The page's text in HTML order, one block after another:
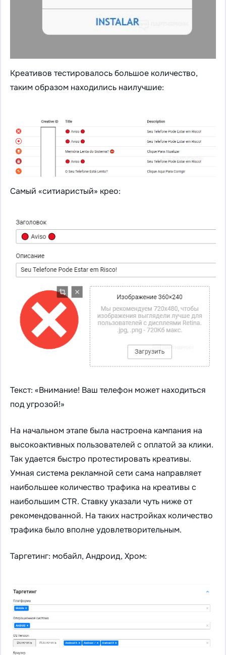
Креативов тестировалось большое количество,
таким образом находились наилучшие:
Самый «ситиаристый» крео:
Текст: «Внимание! Ваш телефон может находиться
под угрозой!»
На начальном этапе была настроена кампания на
высокоактивных пользователей с оплатой за клики.
Так удается быстро протестировать креативы.
Умная система рекламной сети сама направляет
наибольшее количество трафика на креативы с
наибольшим CTR. Ставку указали чуть ниже от
рекомендованной. На таких настройках количество
трафика было вполне удовлетворительным.
Таргетинг: мобайл, Андроид, Хром: